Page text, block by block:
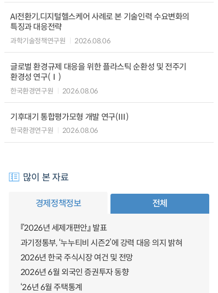
AI전환기,디지털헬스케어 사례로 본 기술인력 수요변화의
특징과 대응전략
과학기술정책연구원 2026.08.06
글로벌 환경규제 대응을 위한 플라스틱 순환성 및 전주기
환경성 연구(Ⅰ)
한국환경연구원 2026.08.06
기후대기 통합평가모형 개발 연구(Ⅲ)
한국환경연구원 2026.08.06
많이 본 자료
경제정책정보 전체
『2026년 세제개편안』 발표
과기정통부, ‘누누티비 시즌2’에 강력 대응 의지 밝혀
2026년 한국 주식시장 여건 및 전망
2026년 6월 외국인 증권투자 동향
‘26년 6월 주택통계